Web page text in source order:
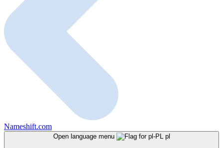
Nameshift.com
Open language menu pl